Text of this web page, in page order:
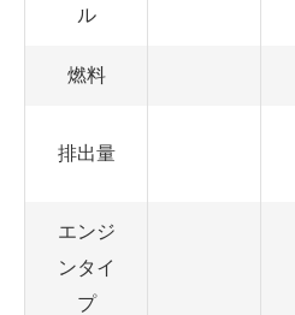
ル
燃料
排出量
エンジ
ンタイ
プ